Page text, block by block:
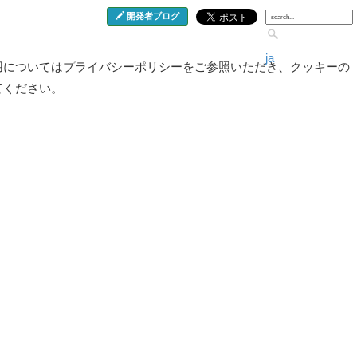
開発者ブログ
ja
ついてはプライバシーポリシーをご参照いただき、クッキーの
ださい。